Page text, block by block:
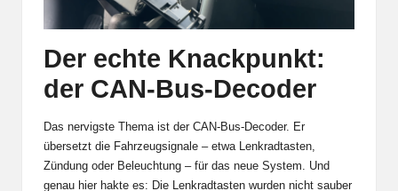
Der echte Knackpunkt:
der CAN-Bus-Decoder
Das nervigste Thema ist der CAN-Bus-Decoder. Er
übersetzt die Fahrzeugsignale – etwa Lenkradtasten,
Zündung oder Beleuchtung – für das neue System. Und
genau hier hakte es: Die Lenkradtasten wurden nicht sauber